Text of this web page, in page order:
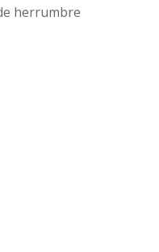
herrumbre